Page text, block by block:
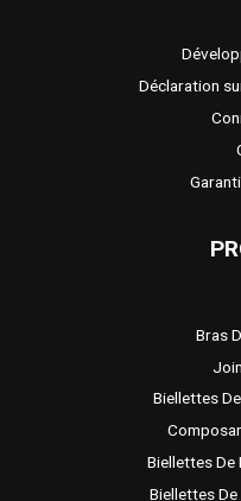
Déclaration
Bras
Biellettes
Biellettes De
Biellettes